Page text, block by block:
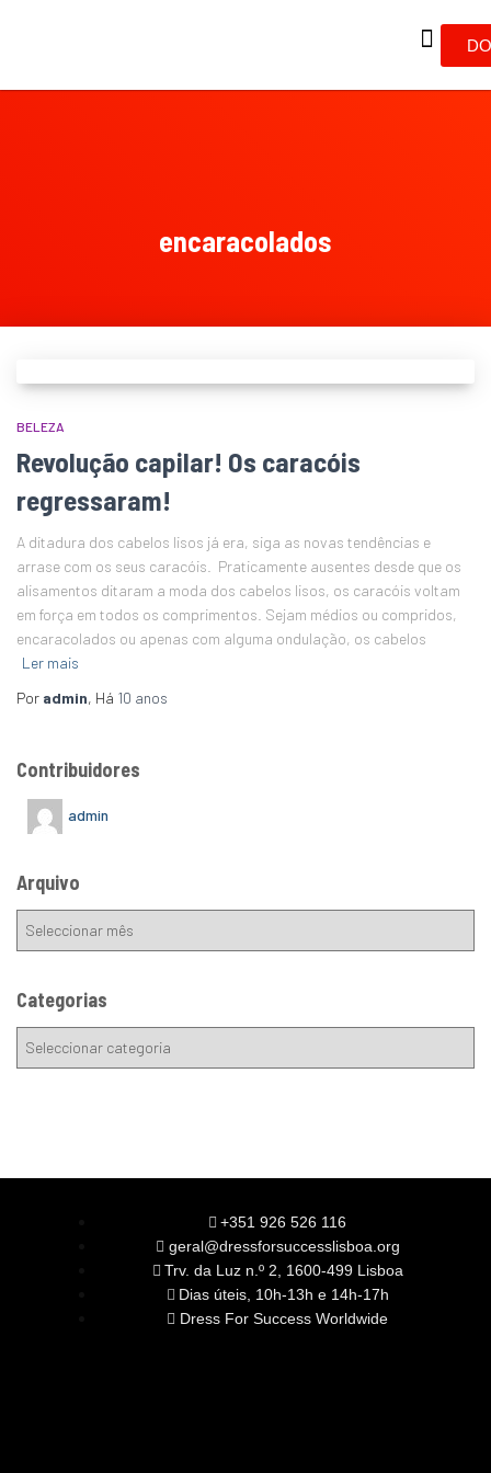
encaracolados
BELEZA
Revolução capilar! Os caracóis
regressaram!
A ditadura dos cabelos lisos já era, siga as novas tendências e
arrase com os seus caracóis. Praticamente ausentes desde que os
alisamentos ditaram a moda dos cabelos lisos, os caracóis voltam
em força em todos os comprimentos. Sejam médios ou compridos,
encaracolados ou apenas com alguma ondulação, os cabelos
Ler mais
Por admin, Há 10 anos
Contribuidores
admin
Arquivo
Categorias
+351 926 526 116
geral@dressforsuccesslisboa.org
Trv. da Luz n.º 2, 1600-499 Lisboa
Dias úteis, 10h-13h e 14h-17h
Dress For Success Worldwide